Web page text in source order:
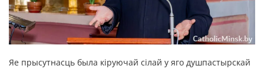
Яе прысутнасць была кіруючай сілай у яго душпастырскай